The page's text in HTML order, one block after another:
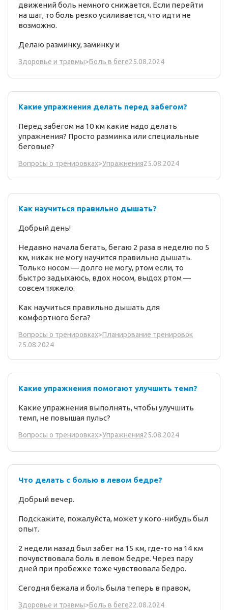
движений боль немного снижается. Если перейти
на шаг, то боль резко усиливается, что идти не
возможно.
Делаю разминку, заминку и
Здоровье и травмы>Боль в беге25.08.2024
Какие упражнения делать перед забегом?
Перед забегом на 10 км какие надо делать
упражнения? Просто разминка или специальные
беговые?
Вопросы о тренировках>Упражнения25.08.2024
Как научиться правильно дышать?
Добрый день!
Недавно начала бегать, бегаю 2 раза в неделю по 5
км, никак не могу научится правильно дышать.
Только носом — долго не могу, ртом если, то
быстро задыхаюсь, вдох носом, выдох ртом —
совсем тяжело.
Как научиться правильно дышать для
комфортного бега?
Вопросы о тренировках>Планирование тренировок
25.08.2024
Какие упражнения помогают улучшить темп?
Какие упражнения выполнять, чтобы улучшить
темп, не повышая пульс?
Вопросы о тренировках>Упражнения25.08.2024
Что делать с болью в левом бедре?
Добрый вечер.
Подскажите, пожалуйста, может у кого-нибудь был
опыт.
2 недели назад был забег на 15 км, где-то на 14 км
почувствовала боль в левом бедре. Через пару
дней при пробежке тоже чувствовала бедро.
Сегодня бежала и боль была теперь в правом,
Здоровье и травмы>Боль в беге22.08.2024